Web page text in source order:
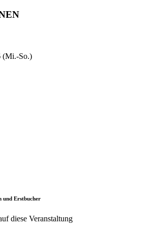
(Mi.-So.)
und Erstbucher
diese Veranstaltung